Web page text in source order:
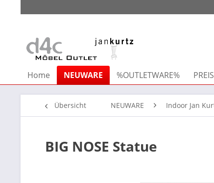
Home NEUWARE %OUTLETWARE%
Übersicht NEUWARE Indoor Jan
BIG NOSE Statue